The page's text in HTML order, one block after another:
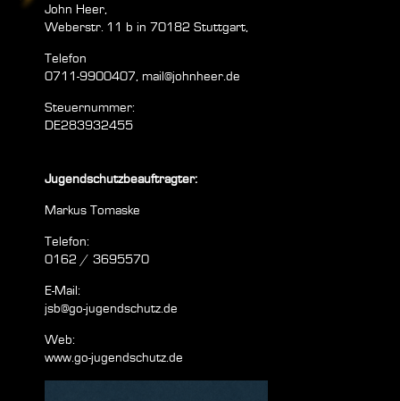
John Heer,
Weberstr. 11 b in 70182 Stuttgart,
Telefon
0711-9900407, mail@johnheer.de
Steuernummer:
DE283932455
Jugendschutzbeauftragter:
Markus Tomaske
Telefon:
0162 / 3695570
E-Mail:
jsb@go-jugendschutz.de
Web:
www.go-jugendschutz.de